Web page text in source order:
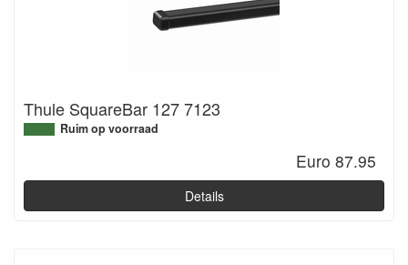
Thule SquareBar 127 7123
Ruim op voorraad
Euro 87.95
Details